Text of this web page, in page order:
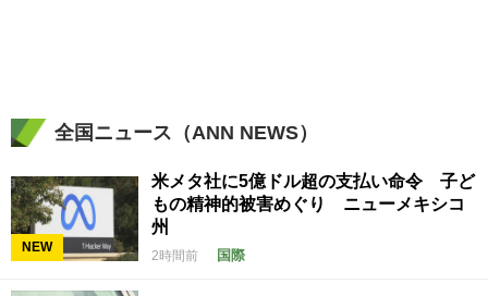
全国ニュース（ANN NEWS）
NEW
米メタ社に5億ドル超の支払い命令 子ど
もの精神的被害めぐり ニューメキシコ
州
2時間前 国際